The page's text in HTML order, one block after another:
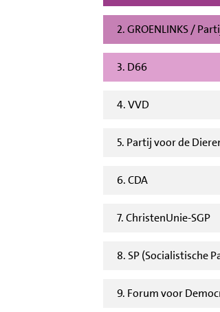
2. GROENLINKS /
3. D66
4. VVD
5. Partij voor de
6. CDA
7. ChristenUnie-SGP
8. SP (Socialistische
9. Forum voor